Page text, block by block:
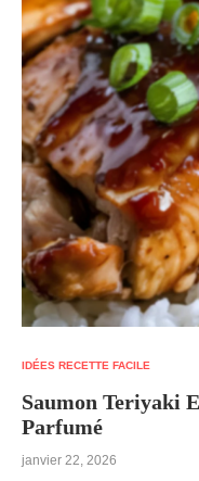
IDÉES RECETTE FACILE
Saumon Teriyaki
Parfumé
janvier 22, 2026